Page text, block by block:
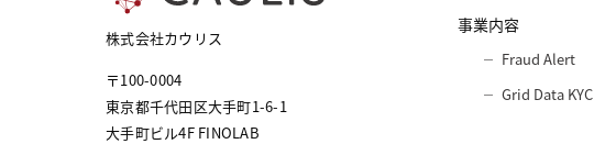
株式会社カウリス
〒100-0004
東京都千代田区大手町1-6-1
大手町ビル4F FINOLAB
事業内容
Fraud Alert
Grid Data KYC